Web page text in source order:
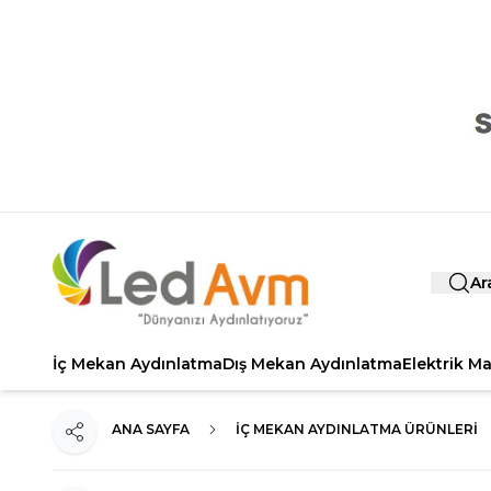
İç Mekan AydınlatmaDış Mekan AydınlatmaElektrik
ANA SAYFA İÇ MEKAN AYDINLATMA ÜRÜNLERI
Paylaş